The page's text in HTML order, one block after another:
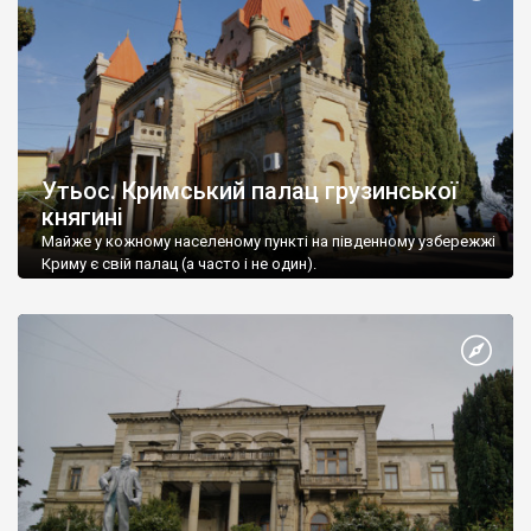
Утьос. Кримський палац грузинської
княгині
Майже у кожному населеному пункті на південному узбережжі
Криму є свій палац (а часто і не один).